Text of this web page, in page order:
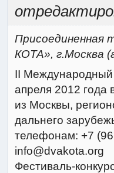
Присоединенная
КОТА», г.Москва
II Международный
апреля 2012 года
из Москвы,
дальнего
телефонам: +7
info@dvakota.org
Фестиваль-